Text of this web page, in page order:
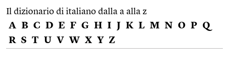
Il dizionario di italiano dalla a alla z
A B C D E F G H I J K L M N O P Q
R S T U V W X Y Z